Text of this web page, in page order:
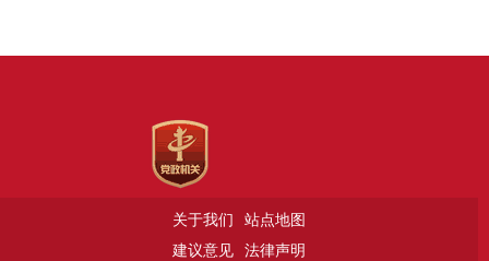
关于我们 站点地图
建议意见 法律声明